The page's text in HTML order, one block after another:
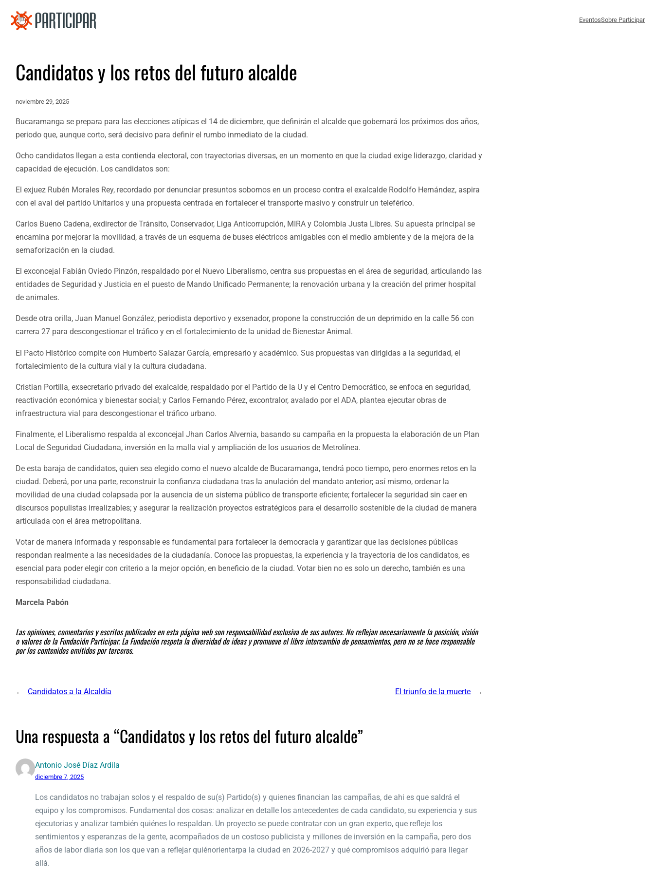
EventosSobre Participar
Candidatos y los retos del futuro alcalde
noviembre 29, 2025
Bucaramanga se prepara para las elecciones atípicas el 14 de diciembre, que definirán el alcalde que gobernará los próximos dos años,
periodo que, aunque corto, será decisivo para definir el rumbo inmediato de la ciudad.
Ocho candidatos llegan a esta contienda electoral, con trayectorias diversas, en un momento en que la ciudad exige liderazgo, claridad y
capacidad de ejecución. Los candidatos son:
El exjuez Rubén Morales Rey, recordado por denunciar presuntos sobornos en un proceso contra el exalcalde Rodolfo Hernández, aspira
con el aval del partido Unitarios y una propuesta centrada en fortalecer el transporte masivo y construir un teleférico.
Carlos Bueno Cadena, exdirector de Tránsito, Conservador, Liga Anticorrupción, MIRA y Colombia Justa Libres. Su apuesta principal se
encamina por mejorar la movilidad, a través de un esquema de buses eléctricos amigables con el medio ambiente y de la mejora de la
semaforización en la ciudad.
El exconcejal Fabián Oviedo Pinzón, respaldado por el Nuevo Liberalismo, centra sus propuestas en el área de seguridad, articulando las
entidades de Seguridad y Justicia en el puesto de Mando Unificado Permanente; la renovación urbana y la creación del primer hospital
de animales.
Desde otra orilla, Juan Manuel González, periodista deportivo y exsenador, propone la construcción de un deprimido en la calle 56 con
carrera 27 para descongestionar el tráfico y en el fortalecimiento de la unidad de Bienestar Animal.
El Pacto Histórico compite con Humberto Salazar García, empresario y académico. Sus propuestas van dirigidas a la seguridad, el
fortalecimiento de la cultura vial y la cultura ciudadana.
Cristian Portilla, exsecretario privado del exalcalde, respaldado por el Partido de la U y el Centro Democrático, se enfoca en seguridad,
reactivación económica y bienestar social; y Carlos Fernando Pérez, excontralor, avalado por el ADA, plantea ejecutar obras de
infraestructura vial para descongestionar el tráfico urbano.
Finalmente, el Liberalismo respalda al exconcejal Jhan Carlos Alvernia, basando su campaña en la propuesta la elaboración de un Plan
Local de Seguridad Ciudadana, inversión en la malla vial y ampliación de los usuarios de Metrolínea.
De esta baraja de candidatos, quien sea elegido como el nuevo alcalde de Bucaramanga, tendrá poco tiempo, pero enormes retos en la
ciudad. Deberá, por una parte, reconstruir la confianza ciudadana tras la anulación del mandato anterior; así mismo, ordenar la
movilidad de una ciudad colapsada por la ausencia de un sistema público de transporte eficiente; fortalecer la seguridad sin caer en
discursos populistas irrealizables; y asegurar la realización proyectos estratégicos para el desarrollo sostenible de la ciudad de manera
articulada con el área metropolitana.
Votar de manera informada y responsable es fundamental para fortalecer la democracia y garantizar que las decisiones públicas
respondan realmente a las necesidades de la ciudadanía. Conoce las propuestas, la experiencia y la trayectoria de los candidatos, es
esencial para poder elegir con criterio a la mejor opción, en beneficio de la ciudad. Votar bien no es solo un derecho, también es una
responsabilidad ciudadana.
Marcela Pabón
Las opiniones, comentarios y escritos publicados en esta página web son responsabilidad exclusiva de sus autores. No reflejan necesariamente la posición, visión
o valores de la Fundación Participar. La Fundación respeta la diversidad de ideas y promueve el libre intercambio de pensamientos, pero no se hace responsable
por los contenidos emitidos por terceros.
← Candidatos a la Alcaldía El triunfo de la muerte →
Una respuesta a “Candidatos y los retos del futuro alcalde”
Antonio José Díaz Ardila
diciembre 7, 2025
Los candidatos no trabajan solos y el respaldo de su(s) Partido(s) y quienes financian las campañas, de ahi es que saldrá el
equipo y los compromisos. Fundamental dos cosas: analizar en detalle los antecedentes de cada candidato, su experiencia y sus
ejecutorias y analizar también quiénes lo respaldan. Un proyecto se puede contratar con un gran experto, que refleje los
sentimientos y esperanzas de la gente, acompañados de un costoso publicista y millones de inversión en la campaña, pero dos
años de labor diaria son los que van a reflejar quiénorientarpa la ciudad en 2026-2027 y qué compromisos adquirió para llegar
allá.